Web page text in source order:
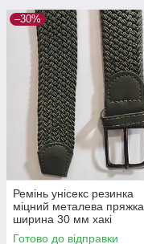
–30%
Ремінь унісекс резинка
міцний металева пряжка
ширина 30 мм хакі
Готово до відправки